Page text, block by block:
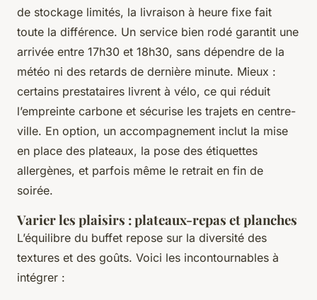
de stockage limités, la livraison à heure fixe fait
toute la différence. Un service bien rodé garantit une
arrivée entre 17h30 et 18h30, sans dépendre de la
météo ni des retards de dernière minute. Mieux :
certains prestataires livrent à vélo, ce qui réduit
l’empreinte carbone et sécurise les trajets en centre-
ville. En option, un accompagnement inclut la mise
en place des plateaux, la pose des étiquettes
allergènes, et parfois même le retrait en fin de
soirée.
Varier les plaisirs : plateaux-repas et planches
L’équilibre du buffet repose sur la diversité des
textures et des goûts. Voici les incontournables à
intégrer :